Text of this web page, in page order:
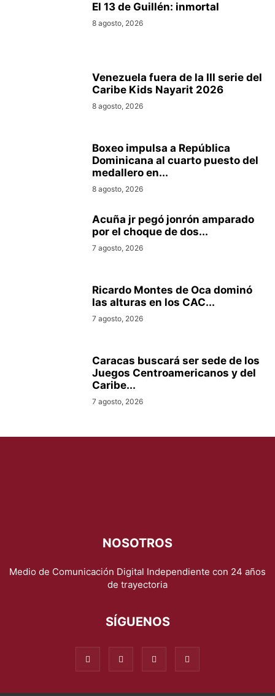
El 13 de Guillén: inmortal
8 agosto, 2026
Venezuela fuera de la III serie del
Caribe Kids Nayarit 2026
8 agosto, 2026
Boxeo impulsa a República
Dominicana al cuarto puesto del
medallero en...
8 agosto, 2026
Acuña jr pegó jonrón amparado
por el choque de dos...
7 agosto, 2026
Ricardo Montes de Oca dominó
las alturas en los CAC...
7 agosto, 2026
Caracas buscará ser sede de los
Juegos Centroamericanos y del
Caribe...
7 agosto, 2026
NOSOTROS
Medio de Comunicación Digital Independiente con 24 años
de trayectoria
SÍGUENOS